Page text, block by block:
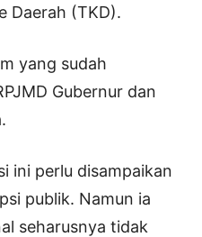
Daerah (TKD).
yang sudah
Gubernur dan
ini perlu disampaikan
publik. Namun ia
seharusnya tidak